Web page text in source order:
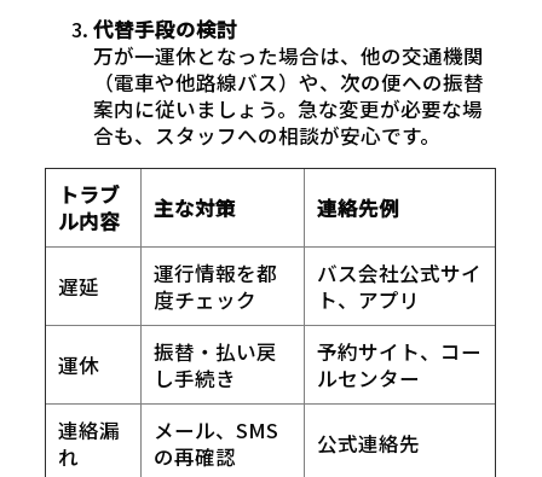
代替手段の検討
万が一運休となった場合は、他の交通機関
（電車や他路線バス）や、次の便への振替
案内に従いましょう。急な変更が必要な場
合も、スタッフへの相談が安心です。
トラブ
ル内容
主な対策 連絡先例
遅延
運行情報を都
度チェック
バス会社公式サイ
ト、アプリ
運休
振替・払い戻
し手続き
予約サイト、コー
ルセンター
連絡漏
れ
メール、SMS
の再確認
公式連絡先